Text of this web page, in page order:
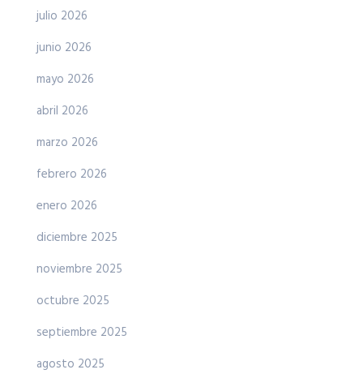
julio 2026
junio 2026
mayo 2026
abril 2026
marzo 2026
febrero 2026
enero 2026
diciembre 2025
noviembre 2025
octubre 2025
septiembre 2025
agosto 2025